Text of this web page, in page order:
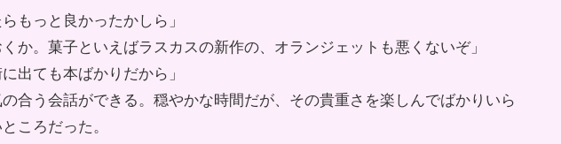
もっと良かったかしら」
か。菓子といえばラスカスの新作の、オランジェットも悪くないぞ」
出ても本ばかりだから」
合う会話ができる。穏やかな時間だが、その貴重さを楽しんでばかりいら
ころだった。